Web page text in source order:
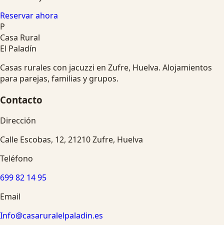
Reservar ahora
P
Casa Rural
El Paladín
Casas rurales con jacuzzi en Zufre, Huelva. Alojamientos
para parejas, familias y grupos.
Contacto
Dirección
Calle Escobas, 12, 21210 Zufre, Huelva
Teléfono
699 82 14 95
Email
Info@casaruralelpaladin.es